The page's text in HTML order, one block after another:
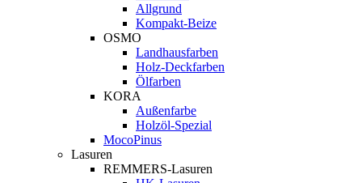
Allgrund
Kompakt-Beize
OSMO
Landhausfarben
Holz-Deckfarben
Ölfarben
KORA
Außenfarbe
Holzöl-Spezial
MocoPinus
Lasuren
REMMERS-Lasuren